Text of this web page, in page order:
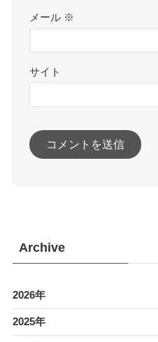
メール ※
サイト
Archive
2026年
2025年